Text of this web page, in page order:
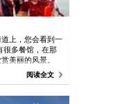
上，您会看到一
很多餐馆，在那
美丽的风景。
趣的方式来四处
阅读全文